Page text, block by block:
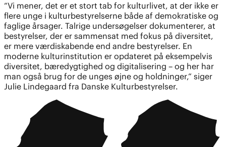
“Vi mener, det er et stort tab for kulturlivet, at der ikke er
flere unge i kulturbestyrelserne både af demokratiske og
faglige årsager. Talrige undersøgelser dokumenterer, at
bestyrelser, der er sammensat med fokus på diversitet,
er mere værdiskabende end andre bestyrelser. En
moderne kulturinstitution er opdateret på eksempelvis
diversitet, bæredygtighed og digitalisering – og her har
man også brug for de unges øjne og holdninger,” siger
Julie Lindegaard fra Danske Kulturbestyrelser.